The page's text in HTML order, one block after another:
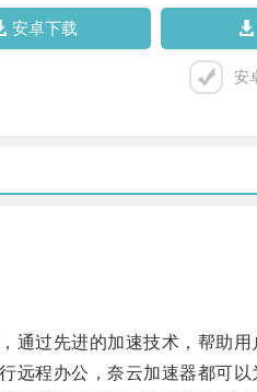
安卓下载
安
过先进的加速技术，帮助用
程办公，奈云加速器都可以